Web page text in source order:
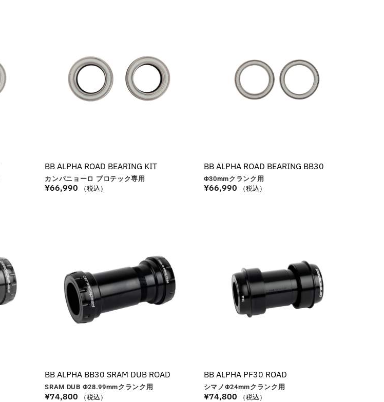
BB ALPHA ROAD BEARING KIT
カンパニョーロ プロテック専用
¥66,990 （税込）
BB ALPHA ROAD BEARING BB30
Φ30mmクランク用
¥66,990 （税込）
BB ALPHA BB30 SRAM DUB ROAD
SRAM DUB Φ28.99mmクランク用
¥74,800 （税込）
BB ALPHA PF30 ROAD
シマノΦ24mmクランク用
¥74,800 （税込）